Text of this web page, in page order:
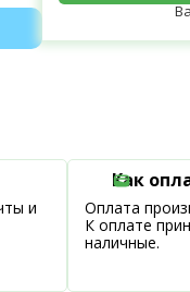
и
Как
Оплата
К оплате
наличные.